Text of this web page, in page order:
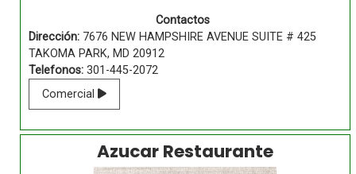
Contactos
Dirección:7676 NEW HAMPSHIRE AVENUE SUITE # 425
TAKOMA PARK, MD 20912
Telefonos:301-445-2072
Comercial
Azucar Restaurante